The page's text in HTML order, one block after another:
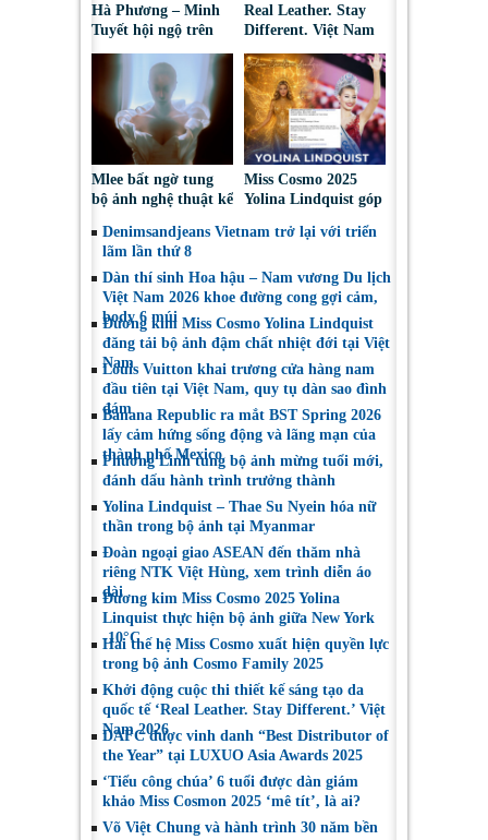
Hà Phương – Minh
Tuyết hội ngộ trên
chuyện phía sau tạo
hình “nàng bướm”
Real Leather. Stay
Different. Việt Nam
tạo da thuộc và thời
trang bền vững
Mlee bất ngờ tung
bộ ảnh nghệ thuật kể
với bóng tối tâm hồn
Miss Cosmo 2025
Yolina Lindquist góp
Nhân Đẹp Nhất Năm
Denimsandjeans Vietnam trở lại với triển
lãm lần thứ 8
Dàn thí sinh Hoa hậu – Nam vương Du lịch
Việt Nam 2026 khoe đường cong gợi cảm,
body 6 múi
Đương kim Miss Cosmo Yolina Lindquist
đăng tải bộ ảnh đậm chất nhiệt đới tại Việt
Nam
Louis Vuitton khai trương cửa hàng nam
đầu tiên tại Việt Nam, quy tụ dàn sao đình
đám
Banana Republic ra mắt BST Spring 2026
lấy cảm hứng sống động và lãng mạn của
thành phố Mexico
Phương Linh tung bộ ảnh mừng tuổi mới,
đánh dấu hành trình trưởng thành
Yolina Lindquist – Thae Su Nyein hóa nữ
thần trong bộ ảnh tại Myanmar
Đoàn ngoại giao ASEAN đến thăm nhà
riêng NTK Việt Hùng, xem trình diễn áo
dài
Đương kim Miss Cosmo 2025 Yolina
Linquist thực hiện bộ ảnh giữa New York
-10°C
Hai thế hệ Miss Cosmo xuất hiện quyền lực
trong bộ ảnh Cosmo Family 2025
Khởi động cuộc thi thiết kế sáng tạo da
quốc tế ‘Real Leather. Stay Different.’ Việt
Nam 2026
DAFC được vinh danh “Best Distributor of
the Year” tại LUXUO Asia Awards 2025
‘Tiểu công chúa’ 6 tuổi được dàn giám
khảo Miss Cosmon 2025 ‘mê tít’, là ai?
Võ Việt Chung và hành trình 30 năm bền